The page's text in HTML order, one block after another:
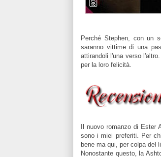
Perché Stephen, con un
saranno vittime di una
attirandoli l'una verso
per la loro felicità.
Il nuovo romanzo di
sono i miei preferiti. Per
bene ma qui, per colpa del
Nonostante questo, la